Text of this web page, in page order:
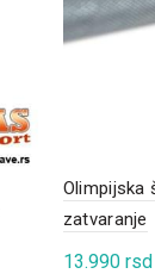
Olimpijska
zatvaranje
13.990 rsd